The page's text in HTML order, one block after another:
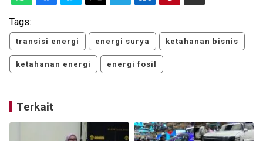
Tags:
transisi energi energi surya ketahanan bisnis
ketahanan energi energi fosil
Terkait